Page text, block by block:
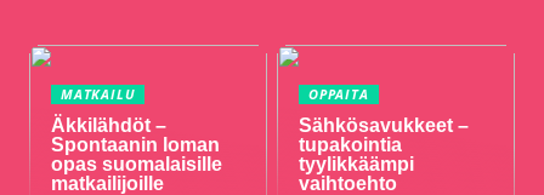
MATKAILU
Äkkilähdöt –
Spontaanin loman
opas suomalaisille
matkailijoille
OPPAITA
Sähkösavukkeet –
tupakointia
tyylikkäämpi
vaihtoehto